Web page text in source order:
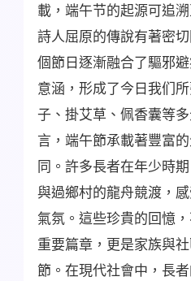
載，端午节的起源可追
詩人屈原的傳說有著密
個節日逐漸融合了驅邪
意涵，形成了今日我们
子、掛艾草、佩香囊等
言，端午節承載著豐富
同。許多長者在年少時
與過鄉村的龍舟競渡，
氣氛。這些珍貴的回憶
重要篇章，更是家族與
節。在現代社會中，長